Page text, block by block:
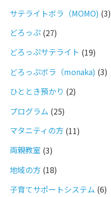
サテライトボラ（MOMO) (3)
どろっぷ (27)
どろっぷサテライト (19)
どろっぷボラ（monaka) (3)
ひととき預かり (2)
プログラム (25)
マタニティの方 (11)
両親教室 (3)
地域の方 (18)
子育てサポートシステム (6)